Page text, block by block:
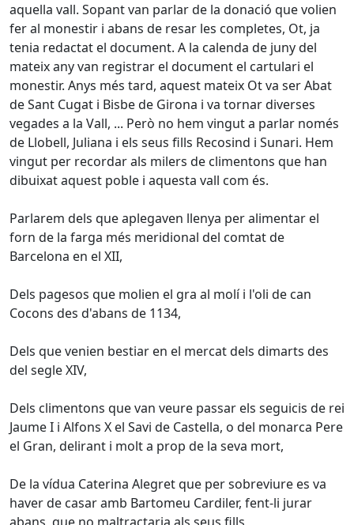
aquella vall. Sopant van parlar de la donació que volien
fer al monestir i abans de resar les completes, Ot, ja
tenia redactat el document. A la calenda de juny del
mateix any van registrar el document el cartulari el
monestir. Anys més tard, aquest mateix Ot va ser Abat
de Sant Cugat i Bisbe de Girona i va tornar diverses
vegades a la Vall, ... Però no hem vingut a parlar només
de Llobell, Juliana i els seus fills Recosind i Sunari. Hem
vingut per recordar als milers de climentons que han
dibuixat aquest poble i aquesta vall com és.
Parlarem dels que aplegaven llenya per alimentar el
forn de la farga més meridional del comtat de
Barcelona en el XII,
Dels pagesos que molien el gra al molí i l'oli de can
Cocons des d'abans de 1134,
Dels que venien bestiar en el mercat dels dimarts des
del segle XIV,
Dels climentons que van veure passar els seguicis de rei
Jaume I i Alfons X el Savi de Castella, o del monarca Pere
el Gran, delirant i molt a prop de la seva mort,
De la vídua Caterina Alegret que per sobreviure es va
haver de casar amb Bartomeu Cardiler, fent-li jurar